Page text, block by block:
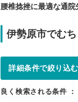
腰椎捻挫に最適な通院
伊勢原市でむ
詳細条件で絞り込む
良く検索される条件 ：